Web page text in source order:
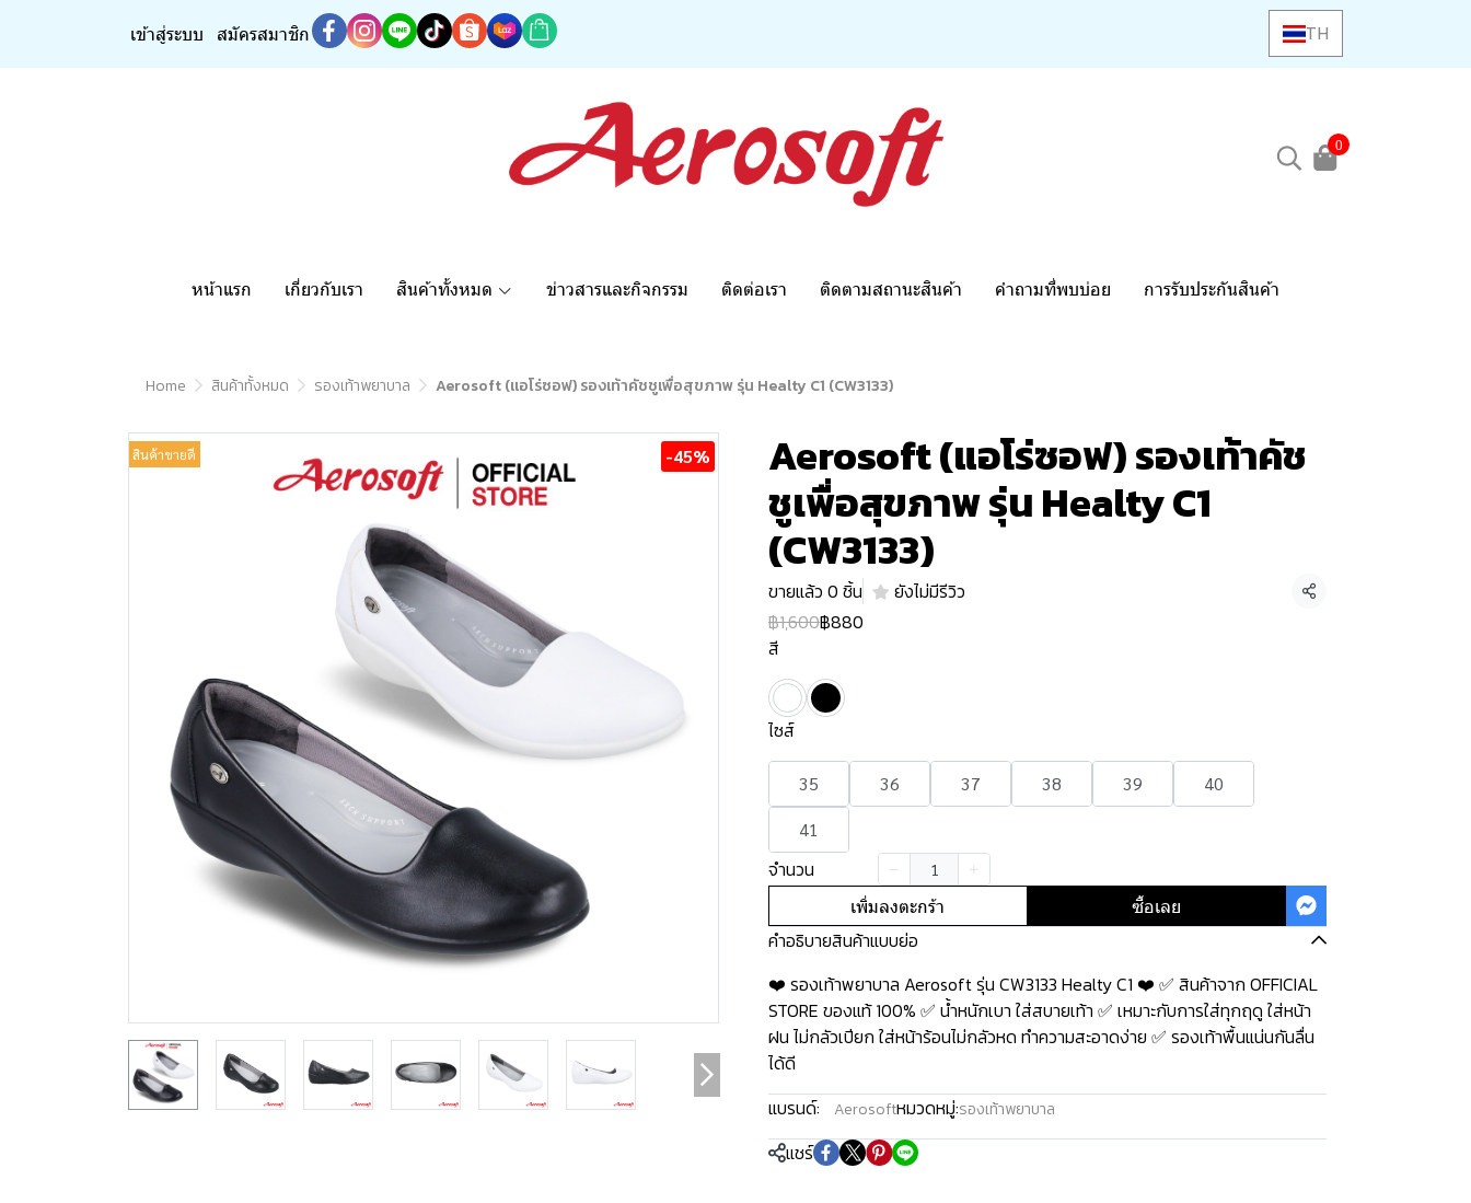
เข้าสู่ระบบ สมัครสมาชิก TH
0
หน้าแรก เกี่ยวกับเรา สินค้าทั้งหมด ข่าวสารและกิจกรรม ติดต่อเรา ติดตามสถานะสินค้า คำถามที่พบบ่อย การรับประกันสินค้า
Home สินค้าทั้งหมด รองเท้าพยาบาล Aerosoft (แอโร่ซอฟ) รองเท้าคัชชูเพื่อสุขภาพ รุ่น Healty C1 (CW3133)
สินค้าขายดี -45% Aerosoft (แอโร่ซอฟ) รองเท้าคัช
ชูเพื่อสุขภาพ รุ่น Healty C1
(CW3133)
ขายแล้ว 0 ชิ้น ยังไม่มีรีวิว แชร์
฿1,600฿880
สี
ไซส์
35 36 37 38 39
40
41
จำนวน
เพิ่มลงตะกร้า ซื้อเลย
คำอธิบายสินค้าแบบย่อ
❤️ รองเท้าพยาบาล Aerosoft รุ่น CW3133 Healty C1 ❤️ ✅ สินค้าจาก OFFICIAL
STORE ของแท้ 100% ✅ น้ำหนักเบา ใส่สบายเท้า ✅ เหมาะกับการใส่ทุกฤดู ใส่หน้า
ฝน ไม่กลัวเปียก ใส่หน้าร้อนไม่กลัวหด ทำความสะอาดง่าย ✅ รองเท้าพื้นแน่นกันลื่น
ได้ดี
แบรนด์:
Aerosoftหมวดหมู่:รองเท้าพยาบาล
แชร์